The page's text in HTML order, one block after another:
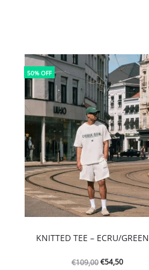
50% OFF
KNITTED TEE – ECRU/GREEN
€109,00Oorspronkelijke
€54,50Huidige